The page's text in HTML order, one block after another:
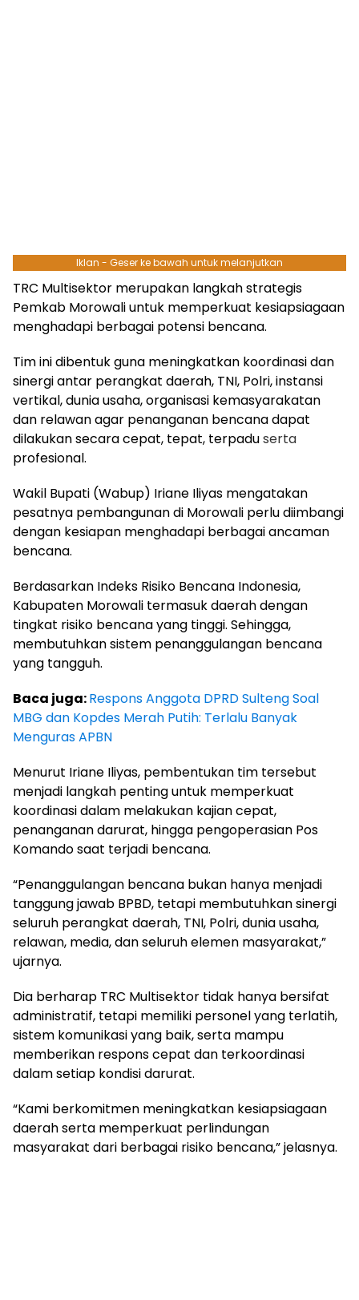
Iklan - Geser ke bawah untuk melanjutkan
TRC Multisektor merupakan langkah strategis
Pemkab Morowali untuk memperkuat kesiapsiagaan
menghadapi berbagai potensi bencana.
Tim ini dibentuk guna meningkatkan koordinasi dan
sinergi antar perangkat daerah, TNI, Polri, instansi
vertikal, dunia usaha, organisasi kemasyarakatan
dan relawan agar penanganan bencana dapat
dilakukan secara cepat, tepat, terpaduserta
profesional.
Wakil Bupati (Wabup) Iriane Iliyas mengatakan
pesatnya pembangunan di Morowali perlu diimbangi
dengan kesiapan menghadapi berbagai ancaman
bencana.
Berdasarkan Indeks Risiko Bencana Indonesia,
Kabupaten Morowali termasuk daerah dengan
tingkat risiko bencana yang tinggi. Sehingga,
membutuhkan sistem penanggulangan bencana
yang tangguh.
Baca juga:Respons Anggota DPRD Sulteng Soal
MBG dan Kopdes Merah Putih: Terlalu Banyak
Menguras APBN
Menurut Iriane Iliyas, pembentukan tim tersebut
menjadi langkah penting untuk memperkuat
koordinasi dalam melakukan kajian cepat,
penanganan darurat, hingga pengoperasian Pos
Komando saat terjadi bencana.
“Penanggulangan bencana bukan hanya menjadi
tanggung jawab BPBD, tetapi membutuhkan sinergi
seluruh perangkat daerah, TNI, Polri, dunia usaha,
relawan, media, dan seluruh elemen masyarakat,”
ujarnya.
Dia berharap TRC Multisektor tidak hanya bersifat
administratif, tetapi memiliki personel yang terlatih,
sistem komunikasi yang baik, serta mampu
memberikan respons cepat dan terkoordinasi
dalam setiap kondisi darurat.
“Kami berkomitmen meningkatkan kesiapsiagaan
daerah serta memperkuat perlindungan
masyarakat dari berbagai risiko bencana,” jelasnya.